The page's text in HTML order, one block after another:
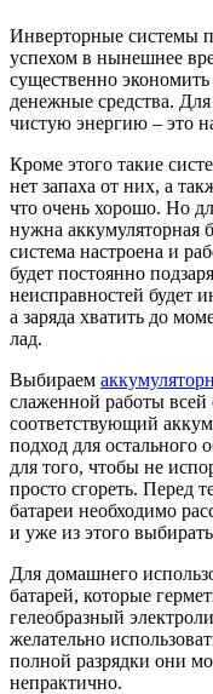
Инверторные системы
успехом в нынешнее
существенно
денежные средства. Для
чистую энергию – это
Кроме этого такие
нет запаха от них, а
что очень хорошо. Но
нужна аккумуляторная
система настроена и
будет постоянно
неисправностей будет
а заряда хватить до
лад.
Выбираем
слаженной работы всей
соответствующий
подход для остального
для того, чтобы не
просто сгореть. Перед
батареи необходимо
и уже из этого
Для домашнего
батарей, которые
гелеобразный
желательно
полной разрядки они
непрактично.